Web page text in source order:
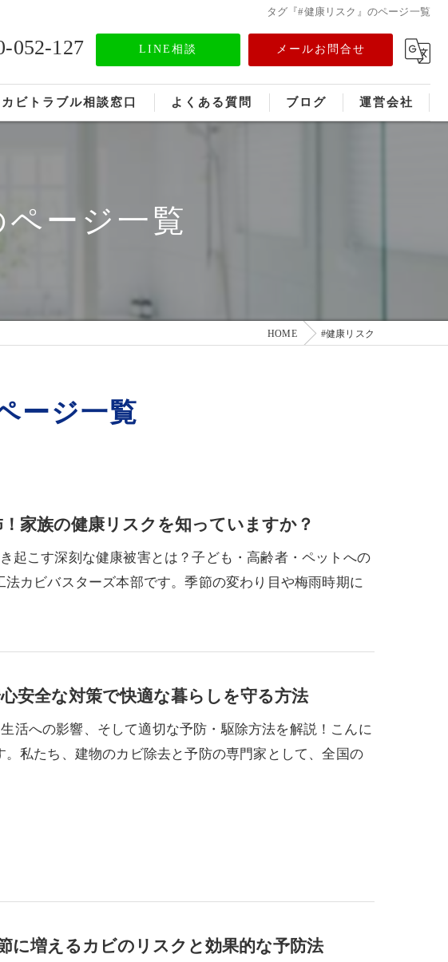
タグ『#健康リスク』のページ一覧
052-127 LINE相談 メールお問合せ
カビトラブル相談窓口 よくある質問 ブログ 運営会社
ージ一覧
HOME #健康リスク
ージ一覧
家族の健康リスクを知っていますか？
起こす深刻な健康被害とは？子ども・高齢者・ペットへの
カビバスターズ本部です。季節の変わり目や梅雨時期に
安全な対策で快適な暮らしを守る方法
活への影響、そして適切な予防・駆除方法を解説！こんに
私たち、建物のカビ除去と予防の専門家として、全国の
に増えるカビのリスクと効果的な予防法